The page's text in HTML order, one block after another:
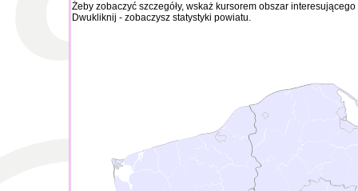
Żeby zobaczyć szczegóły, wskaż kursorem obszar
Dwukliknij - zobaczysz statystyki powiatu.